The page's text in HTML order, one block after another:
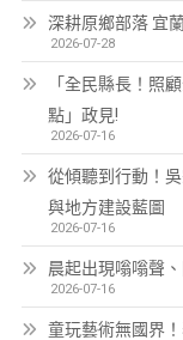
深耕原鄉部落 宜
2026-07-28
「全民縣長！照
點」政見!
2026-07-16
從傾聽到行動！
與地方建設藍圖
2026-07-16
晨起出現嗡嗡聲
2026-07-16
童玩藝術無國界